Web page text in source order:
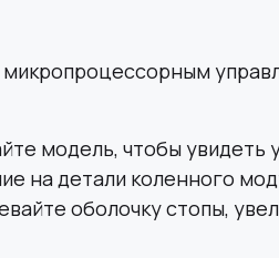
модель, чтобы увидеть
на детали коленного
оболочку стопы,